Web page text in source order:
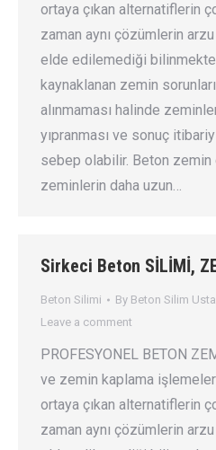
ortaya çıkan alternatiflerin
zaman aynı çözümlerin
elde edilemediği
kaynaklanan zemin
alınmaması halinde
yıpranması ve sonuç
sebep olabilir. Beton
zeminlerin daha uzun…
Sirkeci Beton SİLİMİ,
Beton Silimi By Beton Silim
Leave a comment
PROFESYONEL BETON
ve zemin kaplama
ortaya çıkan alternatiflerin
zaman aynı çözümlerin